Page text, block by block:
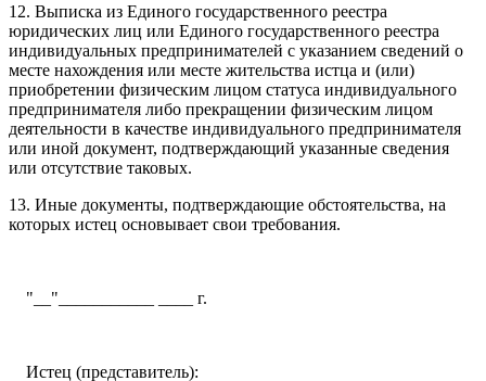
12. Выписка из Единого государственного реестра
юридических лиц или Единого государственного реестра
индивидуальных предпринимателей с указанием сведений о
месте нахождения или месте жительства истца и (или)
приобретении физическим лицом статуса индивидуального
предпринимателя либо прекращении физическим лицом
деятельности в качестве индивидуального предпринимателя
или иной документ, подтверждающий указанные сведения
или отсутствие таковых.
13. Иные документы, подтверждающие обстоятельства, на
которых истец основывает свои требования.
"__"___________ ____ г.
Истец (представитель):